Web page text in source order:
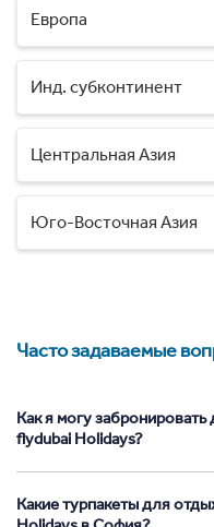
Европа
Инд. субконтинент
Центральная Азия
Юго-Восточная Азия
Часто задаваемые
Как я могу
flydubai Holidays?
Какие турпакеты для